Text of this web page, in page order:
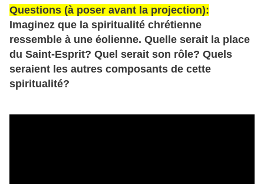
Questions (à poser avant la projection):
Imaginez que la spiritualité chrétienne
ressemble à une éolienne. Quelle serait la place
du Saint-Esprit? Quel serait son rôle? Quels
seraient les autres composants de cette
spiritualité?